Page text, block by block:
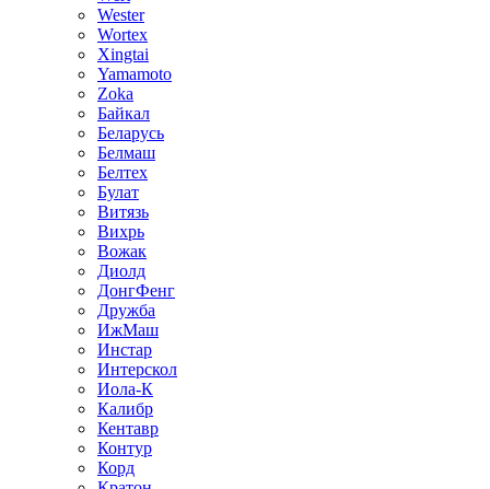
Wester
Wortex
Xingtai
Yamamoto
Zoka
Байкал
Беларусь
Белмаш
Белтех
Булат
Витязь
Вихрь
Вожак
Диолд
ДонгФенг
Дружба
ИжМаш
Инстар
Интерскол
Иола-К
Калибр
Кентавр
Контур
Корд